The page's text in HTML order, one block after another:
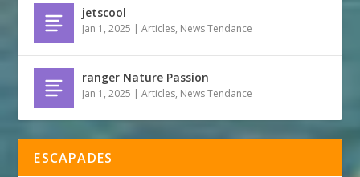
jetscool
Jan 1, 2025 |Articles, News Tendance
ranger Nature Passion
Jan 1, 2025 |Articles, News Tendance
ESCAPADES